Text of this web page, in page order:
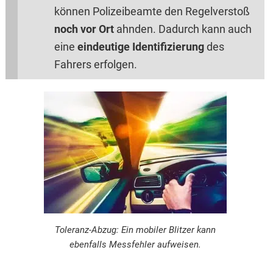
können Polizeibeamte den Regelverstoß
noch vor Ortahnden. Dadurch kann auch
eine eindeutige Identifizierungdes
Fahrers erfolgen.
Toleranz-Abzug: Ein mobiler Blitzer kann
ebenfalls Messfehler aufweisen.